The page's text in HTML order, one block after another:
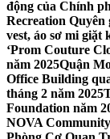
động của Chính
Recreation Quyên
vest, áo sơ mi giặt
‘Prom Couture
năm 2025Quận
Office Building
tháng 2 năm 2025
Foundation năm
NOVA